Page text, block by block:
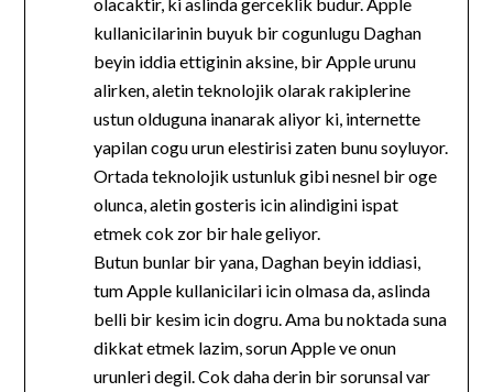
kullanicilarinin buyuk bir cogunlugu Daghan
beyin iddia ettiginin aksine, bir Apple urunu
alirken, aletin teknolojik olarak rakiplerine
ustun olduguna inanarak aliyor ki, internette
yapilan cogu urun elestirisi zaten bunu soyluyor.
Ortada teknolojik ustunluk gibi nesnel bir oge
olunca, aletin gosteris icin alindigini ispat
etmek cok zor bir hale geliyor.
Butun bunlar bir yana, Daghan beyin iddiasi,
tum Apple kullanicilari icin olmasa da, aslinda
belli bir kesim icin dogru. Ama bu noktada suna
dikkat etmek lazim, sorun Apple ve onun
urunleri degil. Cok daha derin bir sorunsal var